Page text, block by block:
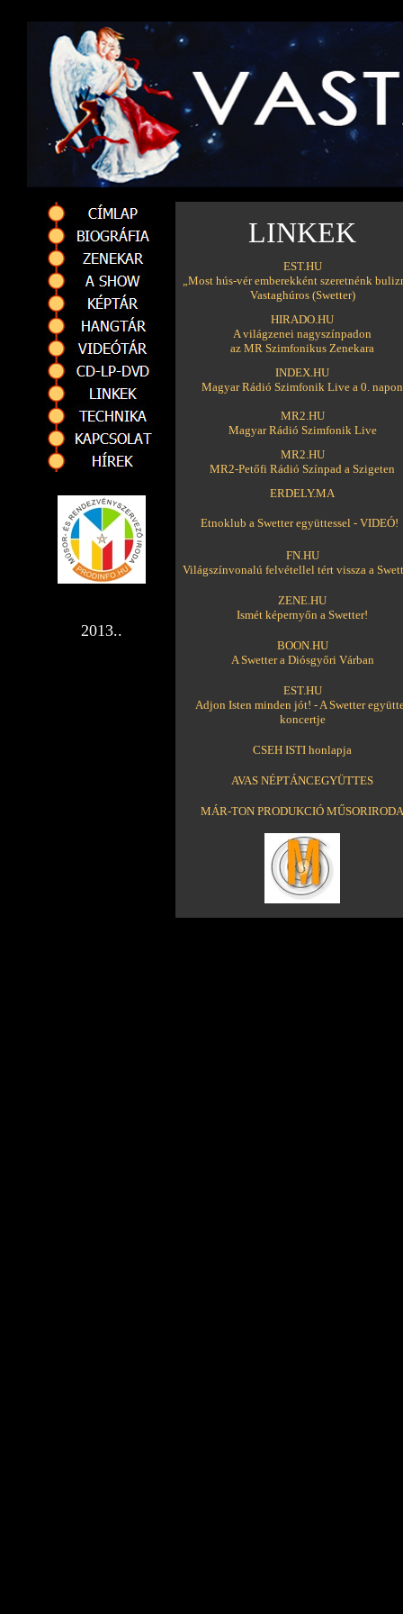
2013..
LINKEK
EST.HU
„Most hús-vér emberekként szeretnénk
Vastaghúros (Swetter)
HIRADO.HU
A világzenei nagyszínpadon
az MR Szimfonikus Zenekara
INDEX.HU
Magyar Rádió Szimfonik Live a 0. napon
MR2.HU
Magyar Rádió Szimfonik Live
MR2.HU
MR2-Petőfi Rádió Színpad a Szigeten
ERDELY.MA
Etnoklub a Swetter együttessel - VIDEÓ!
FN.HU
Világszínvonalú felvétellel tért vissza a
ZENE.HU
Ismét képernyőn a Swetter!
BOON.HU
A Swetter a Diósgyőri Várban
EST.HU
Adjon Isten minden jót! - A Swetter
koncertje
CSEH ISTI honlapja
AVAS NÉPTÁNCEGYÜTTES
MÁR-TON PRODUKCIÓ MŰSORIRODA